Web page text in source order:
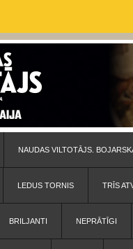
NAUDAS VILTOTĀJS.
LEDUS TORNIS TRĪS
BRILJANTI NEPRĀTĪGI